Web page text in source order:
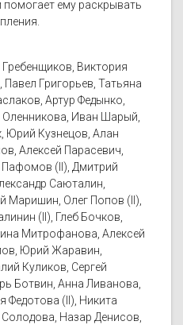
ему раскрывать
Виктория
Григорьев, Татьяна
Артур Федынко,
Оленникова, Иван Шарый,
Юрий Кузнецов, Алан
Алексей Парасевич,
(II), Дмитрий
Саюталин,
Маришин, Олег Попов (II),
(II), Глеб Бочков,
Митрофанова, Алексей
Юрий Жаравин,
Куликов, Сергей
Ботвин, Анна Ливанова,
Федотова (II), Никита
Назар Денисов,